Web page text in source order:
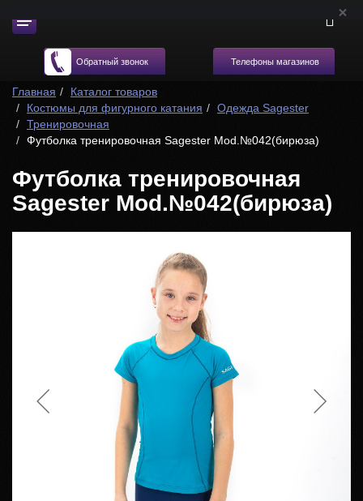
Обратный звонок Телефоны магазинов
Главная
Каталог товаров
Костюмы для фигурного катания
Одежда Sagester
Тренировочная
Футболка тренировочная Sagester Mod.№042(бирюза)
Футболка тренировочная
Sagester Mod.№042(бирюза)